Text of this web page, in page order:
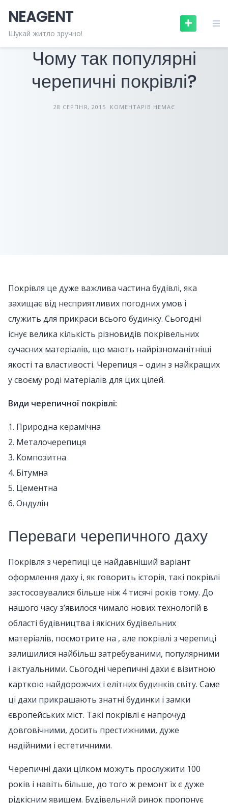
content
NEAGENT
Шукай житло зручно!БУДІВЕЛЬНІ МАТЕРІАЛИ
Чому так популярні
черепичні покрівлі?
28 СЕРПНЯ, 2015 КОМЕНТАРІВ НЕМАЄ
Покрівля це дуже важлива частина будівлі, яка
захищає від несприятливих погодних умов і
служить для прикраси всього будинку. Сьогодні
існує велика кількість різновидів покрівельних
сучасних матеріалів, що мають найрізноманітніші
якості та властивості. Черепиця – один з найкращих
у своєму роді матеріалів для цих цілей.
Види черепичної покрівлі:
1. Природна керамічна
2. Металочерепиця
3. Композитна
4. Бітумна
5. Цементна
6. Ондулін
Переваги черепичного даху
Покрівля з черепиці це найдавніший варіант
оформлення даху і, як говорить історія, такі покрівлі
застосовувалися більше ніж 4 тисячі років тому. До
нашого часу з’явилося чимало нових технологій в
області будівництва і якісних будівельних
матеріалів, посмотрите на , але покрівлі з черепиці
залишилися найбільш затребуваними, популярними
і актуальними. Сьогодні черепичні дахи є візитною
карткою найдорожчих і елітних будинків світу. Саме
ці дахи прикрашають знатні будинки і замки
європейських міст. Такі покрівлі є напрочуд
довговічними, досить престижними, дуже
надійними і естетичними.
Черепичні дахи цілком можуть прослужити 100
років і навіть більше, до того ж ремонт їх є дуже
рідкісним явищем. Будівельний ринок пропонує